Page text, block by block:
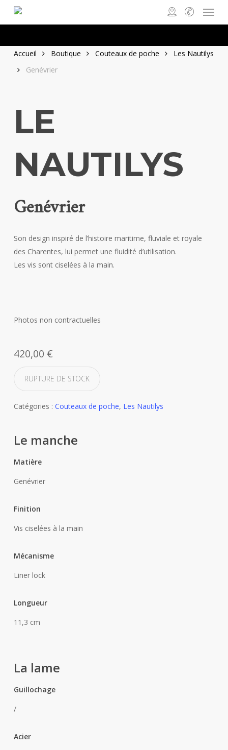
content
Menu
Accueil Boutique Couteaux de poche
Les Nautilys
Genévrier
LE
NAUTILYS
Genévrier
Son design inspiré de l’histoire maritime, fluviale et royale
des Charentes, lui permet une fluidité d’utilisation.
Les vis sont ciselées à la main.
Photos non contractuelles
420,00 €
RUPTURE DE STOCK
Catégories : Couteaux de poche, Les Nautilys
Le manche
Matière
Genévrier
Finition
Vis ciselées à la main
Mécanisme
Liner lock
Longueur
11,3 cm
La lame
Guillochage
/
Acier